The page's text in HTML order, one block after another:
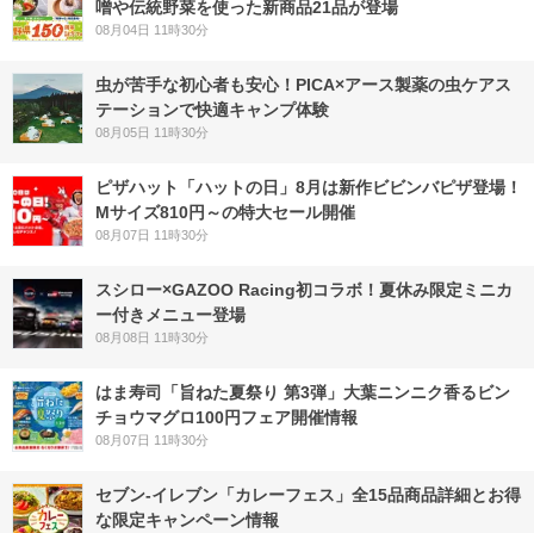
噌や伝統野菜を使った新商品21品が登場
08月04日 11時30分
虫が苦手な初心者も安心！PICA×アース製薬の虫ケアス
テーションで快適キャンプ体験
08月05日 11時30分
ピザハット「ハットの日」8月は新作ビビンバピザ登場！
Mサイズ810円～の特大セール開催
08月07日 11時30分
スシロー×GAZOO Racing初コラボ！夏休み限定ミニカ
ー付きメニュー登場
08月08日 11時30分
はま寿司「旨ねた夏祭り 第3弾」大葉ニンニク香るビン
チョウマグロ100円フェア開催情報
08月07日 11時30分
セブン‐イレブン「カレーフェス」全15品商品詳細とお得
な限定キャンペーン情報